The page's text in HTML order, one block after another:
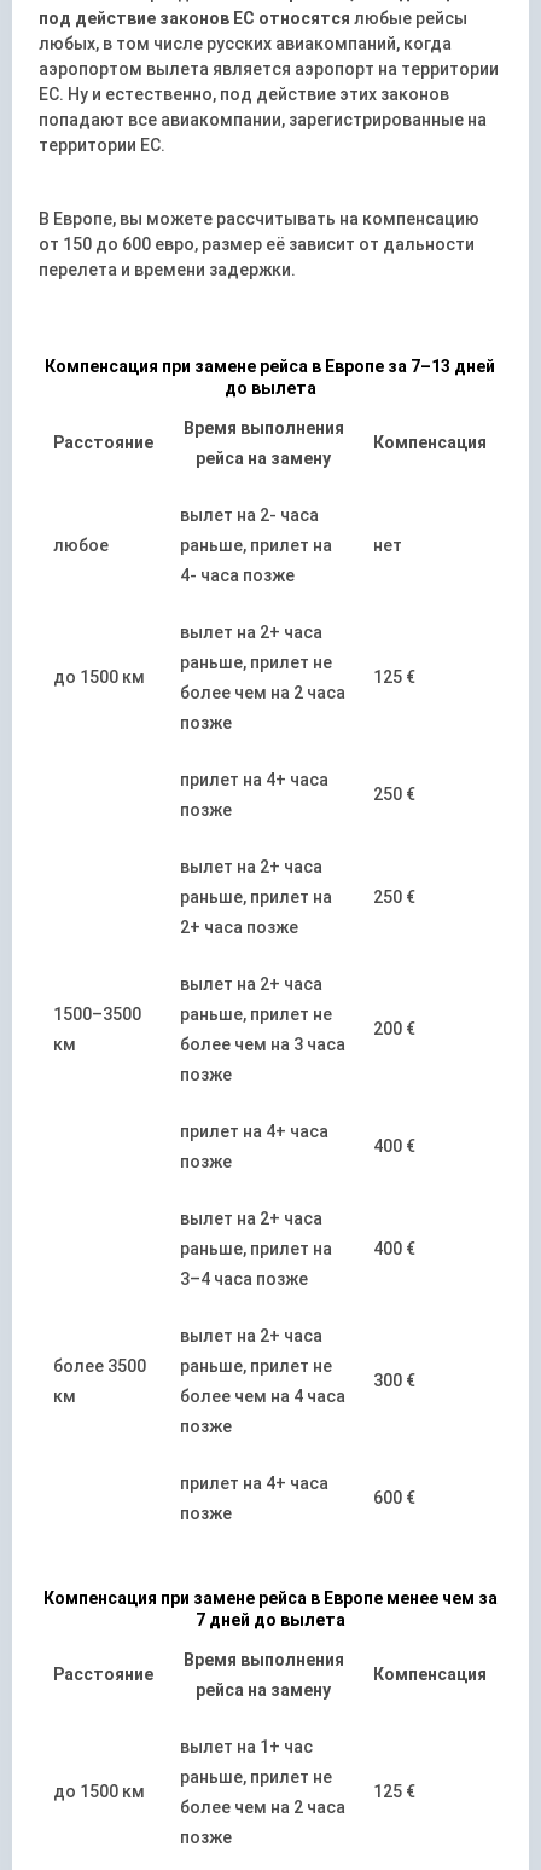
под действие законов ЕС относятсялюбые рейсы
любых, в том числе русских авиакомпаний, когда
аэропортом вылета является аэропорт на территории
ЕС. Ну и естественно, под действие этих законов
попадают все авиакомпании, зарегистрированные на
территории ЕС.
В Европе, вы можете рассчитывать на компенсацию
от 150 до 600 евро, размер её зависит от дальности
перелета и времени задержки.
Компенсация при замене рейса в Европе за 7–13 дней
до вылета
Расстояние
Время выполнения
рейса на замену
Компенсация
любое
вылет на 2- часа
раньше, прилет на
4- часа позже
нет
до 1500 км
вылет на 2+ часа
раньше, прилет не
более чем на 2 часа
позже
125 €
прилет на 4+ часа
позже
250 €
вылет на 2+ часа
раньше, прилет на
2+ часа позже
250 €
1500–3500
км
вылет на 2+ часа
раньше, прилет не
более чем на 3 часа
позже
200 €
прилет на 4+ часа
позже
400 €
вылет на 2+ часа
раньше, прилет на
3–4 часа позже
400 €
более 3500
км
вылет на 2+ часа
раньше, прилет не
более чем на 4 часа
позже
300 €
прилет на 4+ часа
позже
600 €
Компенсация при замене рейса в Европе менее чем за
7 дней до вылета
Расстояние
Время выполнения
рейса на замену
Компенсация
до 1500 км
вылет на 1+ час
раньше, прилет не
более чем на 2 часа
позже
125 €